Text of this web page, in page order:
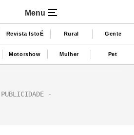
Menu
Revista IstoÉ Rural Gente
Motorshow Mulher Pet